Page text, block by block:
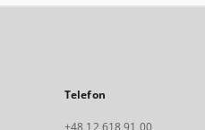
Telefon
+48 12 618 91 00